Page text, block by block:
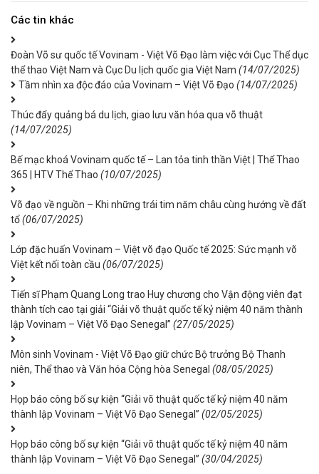
Các tin khác
Đoàn Võ sư quốc tế Vovinam - Việt Võ Đạo làm việc với Cục Thể dục
thể thao Việt Nam và Cục Du lịch quốc gia Việt Nam (14/07/2025)
Tầm nhìn xa độc đáo của Vovinam – Việt Võ Đạo (14/07/2025)
Thúc đẩy quảng bá du lịch, giao lưu văn hóa qua võ thuật
(14/07/2025)
Bế mạc khoá Vovinam quốc tế – Lan tỏa tinh thần Việt | Thể Thao
365 | HTV Thể Thao (10/07/2025)
Võ đạo về nguồn – Khi những trái tim năm châu cùng hướng về đất
tổ(06/07/2025)
Lớp đặc huấn Vovinam – Việt võ đạo Quốc tế 2025: Sức mạnh võ
Việt kết nối toàn cầu (06/07/2025)
Tiến sĩ Phạm Quang Long trao Huy chương cho Vận động viên đạt
thành tích cao tại giải “Giải võ thuật quốc tế kỷ niệm 40 năm thành
lập Vovinam – Việt Võ Đạo Senegal” (27/05/2025)
Môn sinh Vovinam - Việt Võ Đạo giữ chức Bộ trưởng Bộ Thanh
niên, Thể thao và Văn hóa Cộng hòa Senegal (08/05/2025)
Họp báo công bố sự kiện “Giải võ thuật quốc tế kỷ niệm 40 năm
thành lập Vovinam – Việt Võ Đạo Senegal” (02/05/2025)
Họp báo công bố sự kiện “Giải võ thuật quốc tế kỷ niệm 40 năm
thành lập Vovinam – Việt Võ Đạo Senegal” (30/04/2025)